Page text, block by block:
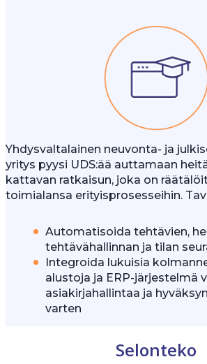
Yhdysvaltalainen neuvonta- ja
yritys pyysi UDS:ää auttamaan
kattavan ratkaisun, joka on
toimialansa erityisprosesseihin.
Automatisoida tehtävien,
tehtävähallinnan ja tilan
Integroida lukuisia
alustoja ja ERP-järjestelmä
asiakirjahallintaa ja
varten
Selonteko